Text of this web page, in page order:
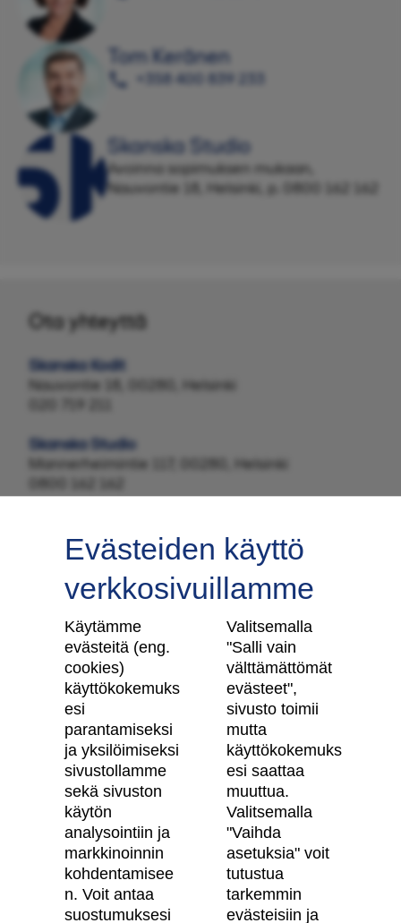
Tom Keränen
+358 400 839 233
Skanska Studio
Avoinna sopimuksen mukaan,
Nauvontie 18, Helsinki, p. 0800 162 162
Ota yhteyttä
Skanska Kodit
Nauvontie 18, 00280, Helsinki
Skanska Studio
Mannerheimintie 117, 00280, Helsinki
0800 162 162
Tilaa uutiskirje
Skanska Kodit
Artikkelit
Digitaalinen asuntokauppa
Asiakkaiden kokemuksia meistä
Vastuullisuus
Tietosuojaseloste
Evästeiden käyttö
verkkosivuillamme
Käytämme
evästeitä (eng.
cookies)
käyttökokemuks
esi
parantamiseksi
ja yksilöimiseksi
sivustollamme
sekä sivuston
käytön
analysointiin ja
markkinoinnin
kohdentamisee
n. Voit antaa
suostumuksesi
Valitsemalla
"Salli vain
välttämättömät
evästeet",
sivusto toimii
mutta
käyttökokemuks
esi saattaa
muuttua.
Valitsemalla
"Vaihda
asetuksia" voit
tutustua
tarkemmin
evästeisiin ja